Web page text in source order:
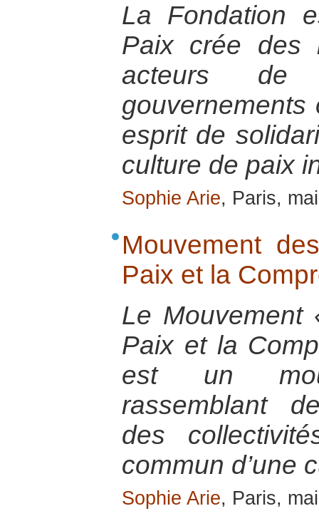
La Fondation
Paix crée des
acteurs de
esprit de
culture de paix
Sophie Arie, Paris,
Mouvement
Paix et la
Le Mouvement
Paix et la
est un
rassemblant
des
commun d’une
Sophie Arie, Paris,